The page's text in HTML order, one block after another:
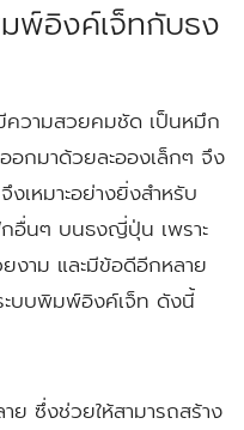
พ์อิงค์เจ็ทกับธง
ความสวยคมชัด เป็นหมึก
กมาด้วยละอองเล็กๆ จึง
เหมาะอย่างยิ่งสำหรับ
กอื่นๆ บนธงญี่ปุ่น เพราะ
ยงาม และมีข้อดีอีกหลาย
ะบบพิมพ์อิงค์เจ็ท ดังนี้
ย ซึ่งช่วยให้สามารถสร้าง